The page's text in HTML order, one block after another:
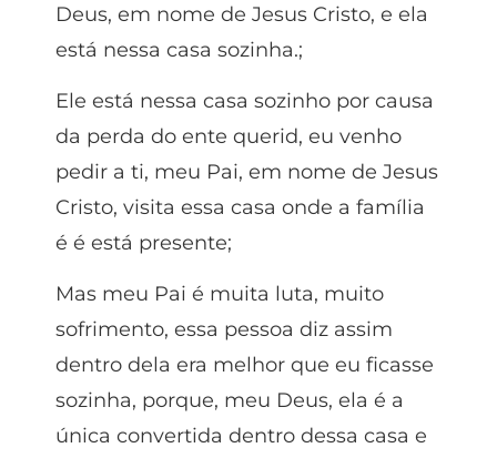
Deus, em nome de Jesus Cristo, e ela
está nessa casa sozinha.;
Ele está nessa casa sozinho por causa
da perda do ente querid, eu venho
pedir a ti, meu Pai, em nome de Jesus
Cristo, visita essa casa onde a família
é é está presente;
Mas meu Pai é muita luta, muito
sofrimento, essa pessoa diz assim
dentro dela era melhor que eu ficasse
sozinha, porque, meu Deus, ela é a
única convertida dentro dessa casa e